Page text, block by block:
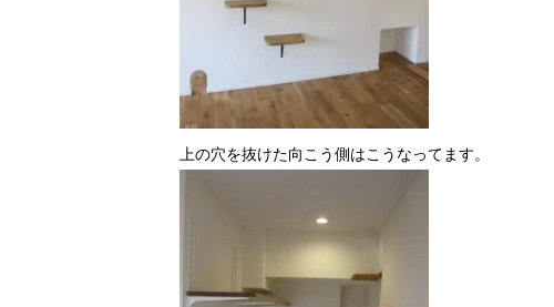
上の穴を抜けた向こう側はこうなってます。